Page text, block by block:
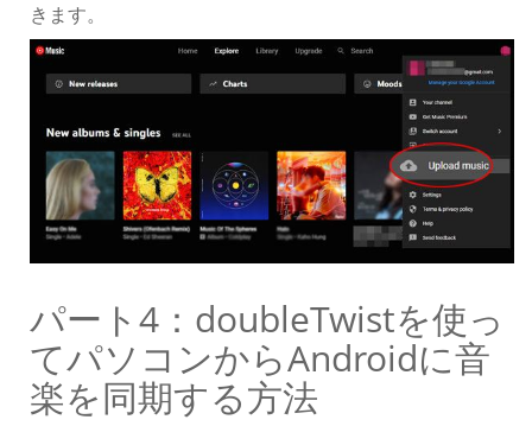
きます。
パート4：doubleTwistを使っ
てパソコンからAndroidに音
楽を同期する方法